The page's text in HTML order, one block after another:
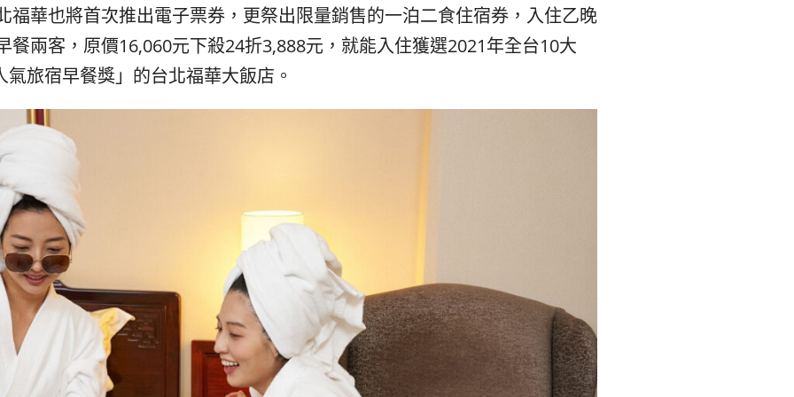
福華也將首次推出電子票券，更祭出限量銷售的一泊二食住宿券，入住乙晚
餐兩客，原價16,060元下殺24折3,888元，就能入住獲選2021年全台10大
旅宿早餐獎」的台北福華大飯店。